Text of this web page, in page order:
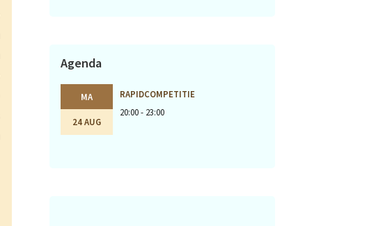
Agenda
MA
24 AUG
RAPIDCOMPETITIE
20:00 - 23:00